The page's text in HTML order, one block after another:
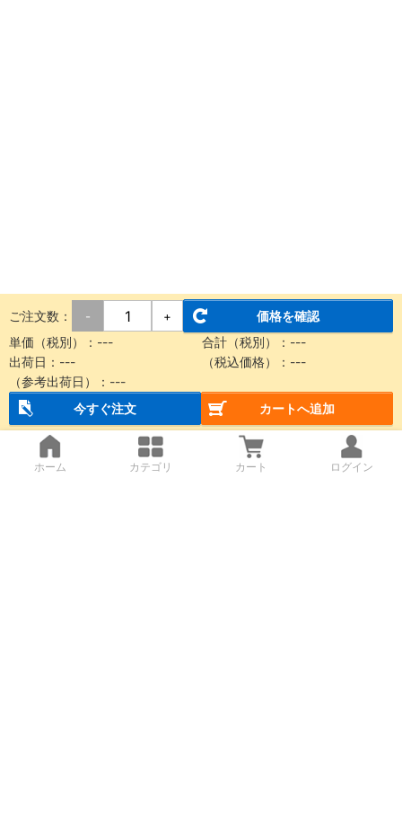
ご注文数： - +
価格を確認
単価（税別）： --- 合計（税別）： ---
出荷日： --- （税込価格）： ---
（参考出荷日）： ---
今すぐ注文
カートへ追加
ホーム カテゴリ カート ログイン